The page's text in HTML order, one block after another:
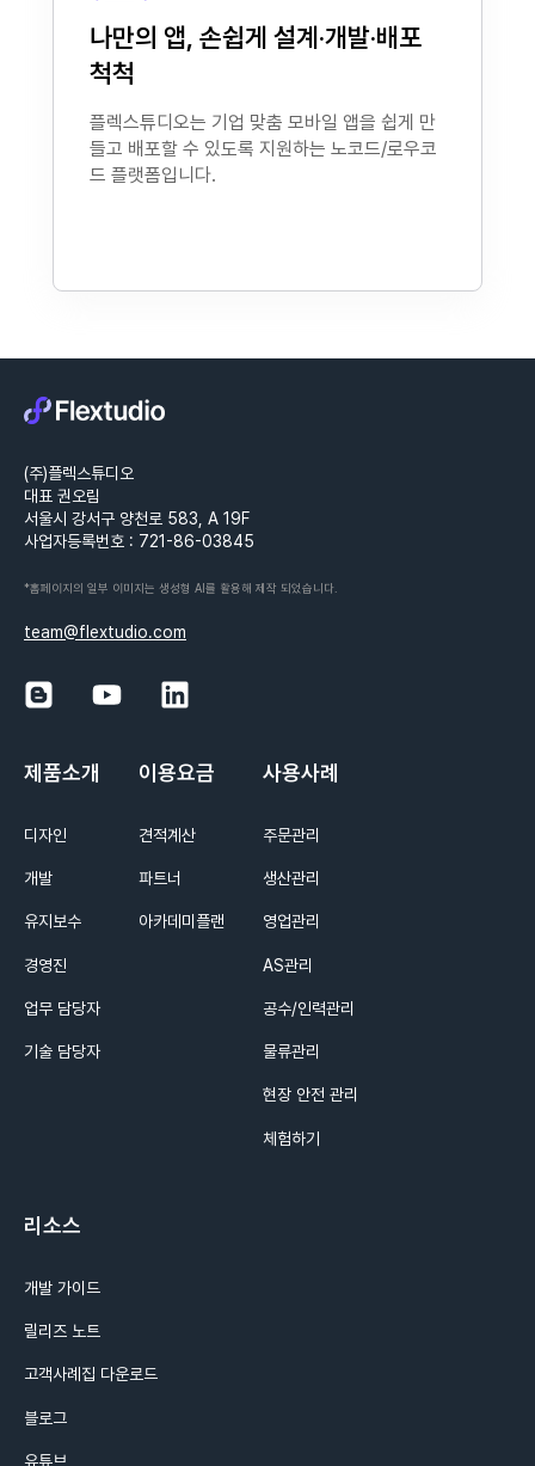
나만의 앱, 손쉽게 설계·개발·배포
척척
플렉스튜디오는 기업 맞춤 모바일 앱을 쉽게 만
들고 배포할 수 있도록 지원하는 노코드/로우코
드 플랫폼입니다.
(주)플렉스튜디오
대표 권오림
서울시 강서구 양천로 583, A 19F
사업자등록번호 : 721-86-03845
*홈페이지의 일부 이미지는 생성형 AI를 활용해 제작 되었습니다.
team@flextudio.com
제품소개
디자인
개발
유지보수
경영진
업무 담당자
기술 담당자
이용요금
견적계산
파트너
아카데미플랜
사용사례
주문관리
생산관리
영업관리
AS관리
공수/인력관리
물류관리
현장 안전 관리
체험하기
리소스
개발 가이드
릴리즈 노트
고객사례집 다운로드
블로그
유튜브